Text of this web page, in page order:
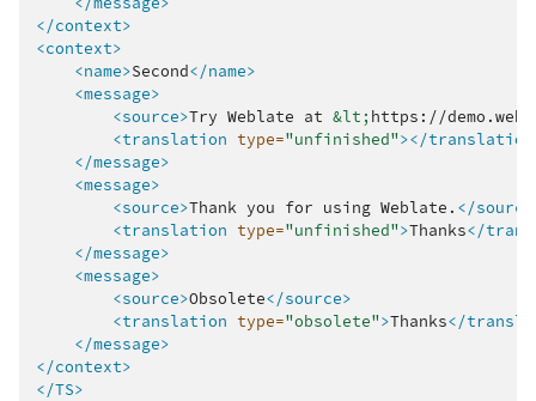
</context>
<context>
<name>Second</name>
<message>
<source>Try Weblate at &lt;https://
<translation type="unfinished"></
</message>
<message>
<source>Thank you for using Weblate. </
<translation type="unfinished">Thanks</
</message>
<message>
<source>Obsolete</source>
<translation type="obsolete">Thanks</
</message>
</context>
</TS>